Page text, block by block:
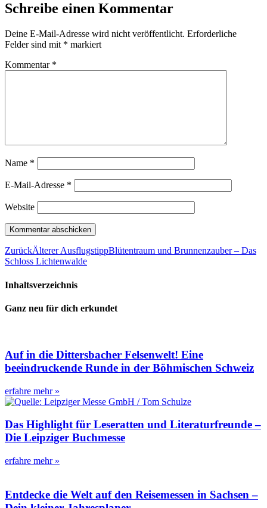
Schreibe einen Kommentar
Deine E-Mail-Adresse wird nicht veröffentlicht. Erforderliche
Felder sind mit * markiert
Kommentar *
Name *
E-Mail-Adresse *
Website
ZurückÄlterer AusflugstippBlütentraum und Brunnenzauber – Das
Schloss Lichtenwalde
Inhaltsverzeichnis
Ganz neu für dich erkundet
Auf in die Dittersbacher Felsenwelt! Eine
beeindruckende Runde in der Böhmischen Schweiz
erfahre mehr »
Das Highlight für Leseratten und Literaturfreunde –
Die Leipziger Buchmesse
erfahre mehr »
Entdecke die Welt auf den Reisemessen in Sachsen –